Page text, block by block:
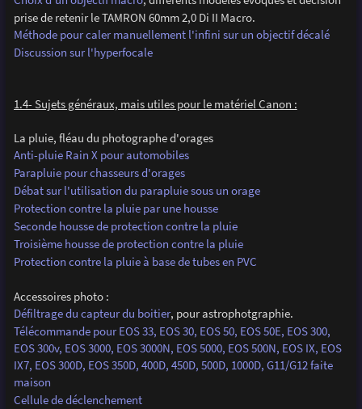
prise de retenir le TAMRON 60mm 2,0 Di II Macro.
Méthode pour caler manuellement l'infini sur un objectif décalé
Discussion sur l'hyperfocale
1.4- Sujets généraux, mais utiles pour le matériel Canon :
La pluie, fléau du photographe d'orages
Anti-pluie Rain X pour automobiles
Parapluie pour chasseurs d'orages
Débat sur l'utilisation du parapluie sous un orage
Protection contre la pluie par une housse
Seconde housse de protection contre la pluie
Troisième housse de protection contre la pluie
Protection contre la pluie à base de tubes en PVC
Accessoires photo :
Défiltrage du capteur du boitier, pour astrophotgraphie.
Télécommande pour EOS 33, EOS 30, EOS 50, EOS 50E, EOS 300,
EOS 300v, EOS 3000, EOS 3000N, EOS 5000, EOS 500N, EOS IX, EOS
IX7, EOS 300D, EOS 350D, 400D, 450D, 500D, 1000D, G11/G12 faite
maison
Cellule de déclenchement